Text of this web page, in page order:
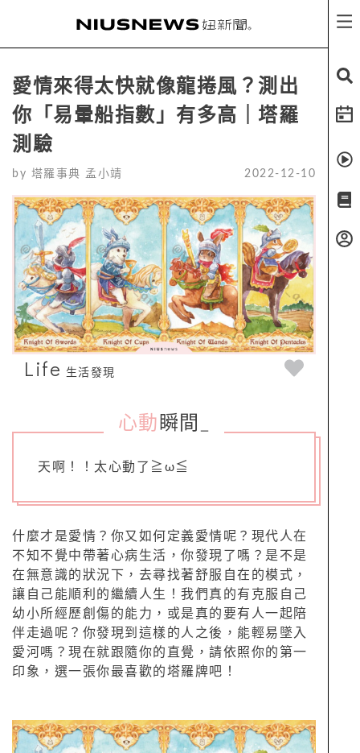
愛情來得太快就像龍捲風？測出
你「易暈船指數」有多高｜塔羅
測驗
by 塔羅事典 孟小靖 2022-12-10
Life 生活發現
心動 瞬間
天啊！！太心動了≧ω≦
什麼才是愛情？你又如何定義愛情呢？現代人在
不知不覺中帶著心病生活，你發現了嗎？是不是
在無意識的狀況下，去尋找著舒服自在的模式，
讓自己能順利的繼續人生！我們真的有克服自己
幼小所經歷創傷的能力，或是真的要有人一起陪
伴走過呢？你發現到這樣的人之後，能輕易墜入
愛河嗎？現在就跟隨你的直覺，請依照你的第一
印象，選一張你最喜歡的塔羅牌吧！